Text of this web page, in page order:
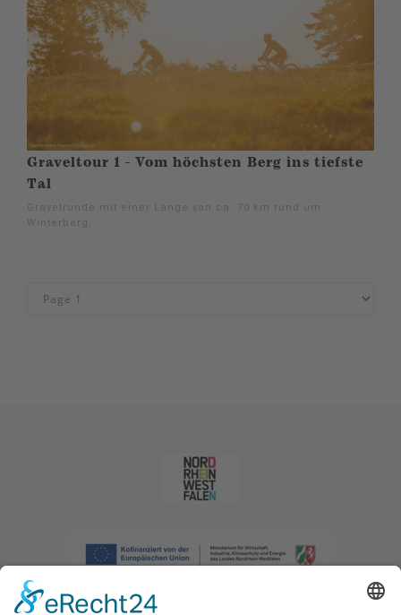
Graveltour 1 - Vom höchsten Berg ins tiefste
Tal
Gravelrunde mit einer Länge von ca. 70 km rund um
Winterberg.